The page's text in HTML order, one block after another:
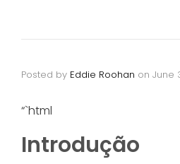
Posted by Eddie Roohan on June
“`html
Introdução